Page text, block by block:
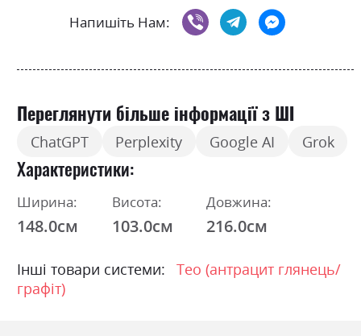
Напишіть Нам:
Переглянути більше інформації з ШІ
ChatGPT Perplexity Google AI Grok
Характеристики
Ширина:
148.0см
Висота:
103.0см
Довжина:
216.0см
Інші товари системи:
Тео (антрацит глянець/
графіт)